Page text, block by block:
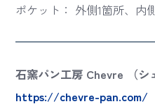
ポケット： 外側1箇所、内
石窯パン工房 Chevre （シ
https://chevre-pan.com/